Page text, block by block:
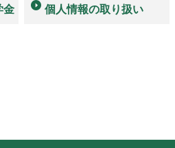
金 個人情報の取り扱い